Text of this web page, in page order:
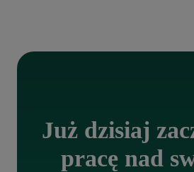
Już dzisiaj
pracę nad